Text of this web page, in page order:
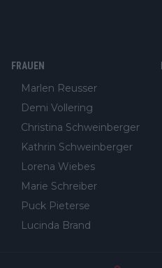
FRAUEN
Marlen Reusser
Demi Vollering
Christina Schweinberger
Kathrin Schweinberger
Lorena Wiebes
Marie Schreiber
Puck Pieterse
Lucinda Brand